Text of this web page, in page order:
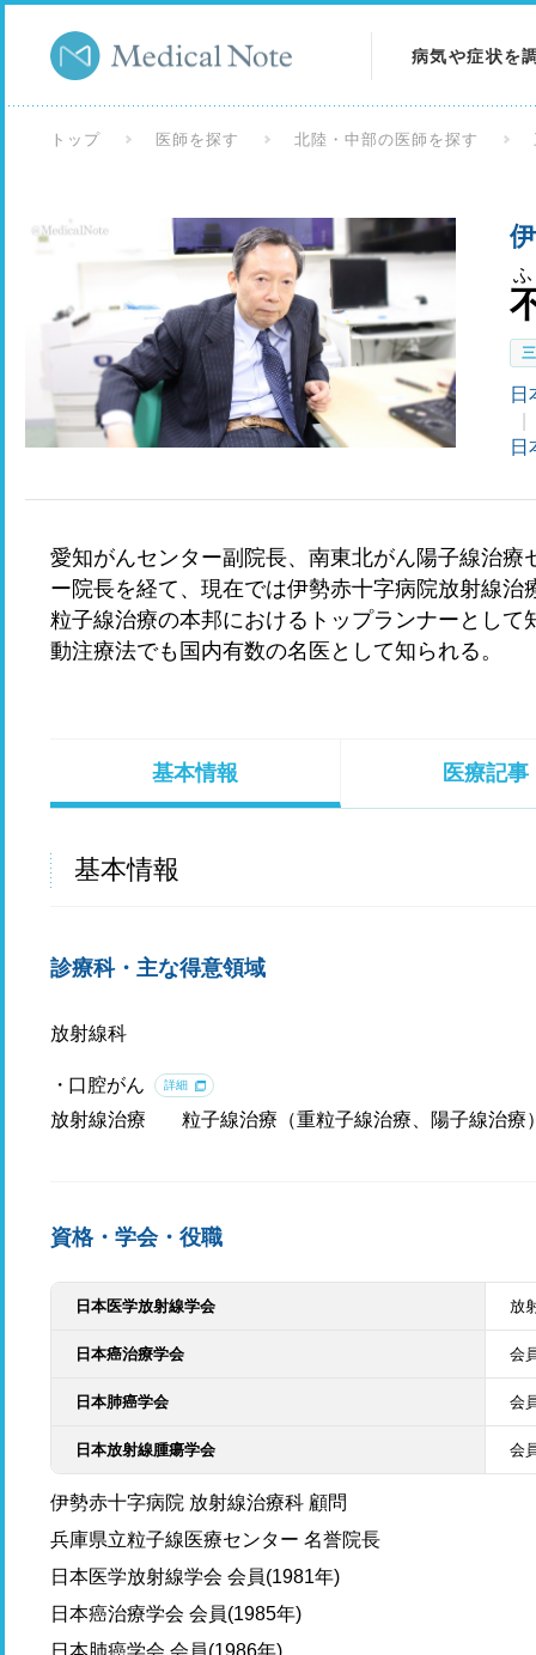
病気や症状を
検査を調べる
トップ 医師を探す 北陸・中部の医師を探す
日
日
愛知がんセンター副院長、南東北がん陽子線治
ー院長を経て、現在では伊勢赤十字病院放射線
粒子線治療の本邦におけるトップランナーとし
動注療法でも国内有数の名医として知られる。
基本情報 医療記事
基本情報
診療科・主な得意領域
放射線科
口腔がん 詳細
放射線治療 粒子線治療（重粒子線治療、陽子線治療
資格・学会・役職
日本医学放射線学会 放
日本癌治療学会 会
日本肺癌学会 会
日本放射線腫瘍学会 会
伊勢赤十字病院 放射線治療科 顧問
兵庫県立粒子線医療センター 名誉院長
日本医学放射線学会 会員(1981年)
日本癌治療学会 会員(1985年)
日本肺癌学会 会員(1986年)